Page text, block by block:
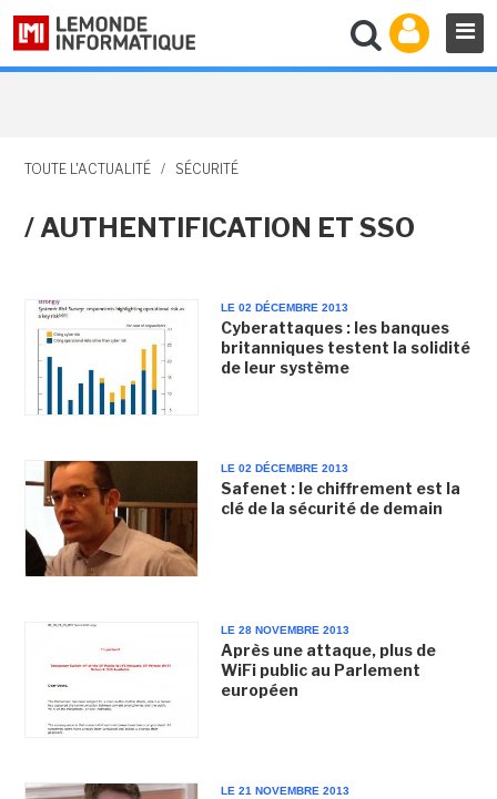
TOUTE L'ACTUALITÉ / SÉCURITÉ
/ AUTHENTIFICATION ET SSO
LE 02 DÉCEMBRE 2013
Cyberattaques : les banques
britanniques testent la solidité
de leur système
LE 02 DÉCEMBRE 2013
Safenet : le chiffrement est la
clé de la sécurité de demain
LE 28 NOVEMBRE 2013
Après une attaque, plus de
WiFi public au Parlement
européen
LE 21 NOVEMBRE 2013